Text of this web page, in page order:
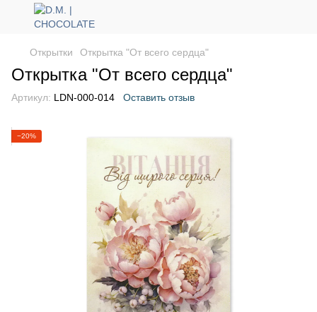
Открытки Открытка "От всего сердца"
Открытка "От всего сердца"
Артикул: LDN-000-014 Оставить отзыв
−20%